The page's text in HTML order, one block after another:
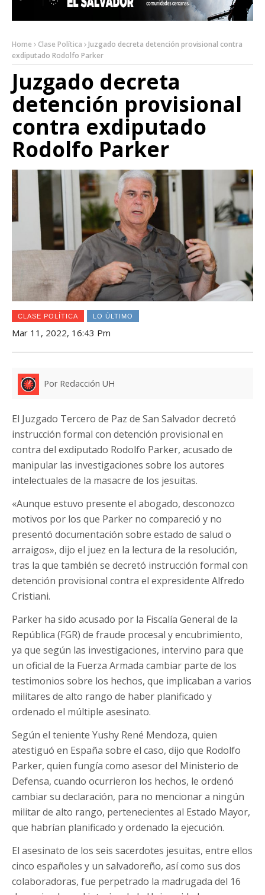
Home Clase Política
Juzgado decreta detención provisional contra
exdiputado Rodolfo Parker
Juzgado decreta
detención provisional
contra exdiputado
Rodolfo Parker
CLASE POLÍTICA LO ÚLTIMO
Mar 11, 2022, 16:43 Pm
Por Redacción UH
El Juzgado Tercero de Paz de San Salvador decretó
instrucción formal con detención provisional en
contra del exdiputado Rodolfo Parker, acusado de
manipular las investigaciones sobre los autores
intelectuales de la masacre de los jesuitas.
«Aunque estuvo presente el abogado, desconozco
motivos por los que Parker no compareció y no
presentó documentación sobre estado de salud o
arraigos», dijo el juez en la lectura de la resolución,
tras la que también se decretó instrucción formal con
detención provisional contra el expresidente Alfredo
Cristiani.
Parker ha sido acusado por la Fiscalía General de la
República (FGR) de fraude procesal y encubrimiento,
ya que según las investigaciones, intervino para que
un oficial de la Fuerza Armada cambiar parte de los
testimonios sobre los hechos, que implicaban a varios
militares de alto rango de haber planificado y
ordenado el múltiple asesinato.
Según el teniente Yushy René Mendoza, quien
atestiguó en España sobre el caso, dijo que Rodolfo
Parker, quien fungía como asesor del Ministerio de
Defensa, cuando ocurrieron los hechos, le ordenó
cambiar su declaración, para no mencionar a ningún
militar de alto rango, pertenecientes al Estado Mayor,
que habrían planificado y ordenado la ejecución.
El asesinato de los seis sacerdotes jesuitas, entre ellos
cinco españoles y un salvadoreño, así como sus dos
colaboradoras, fue perpetrado la madrugada del 16